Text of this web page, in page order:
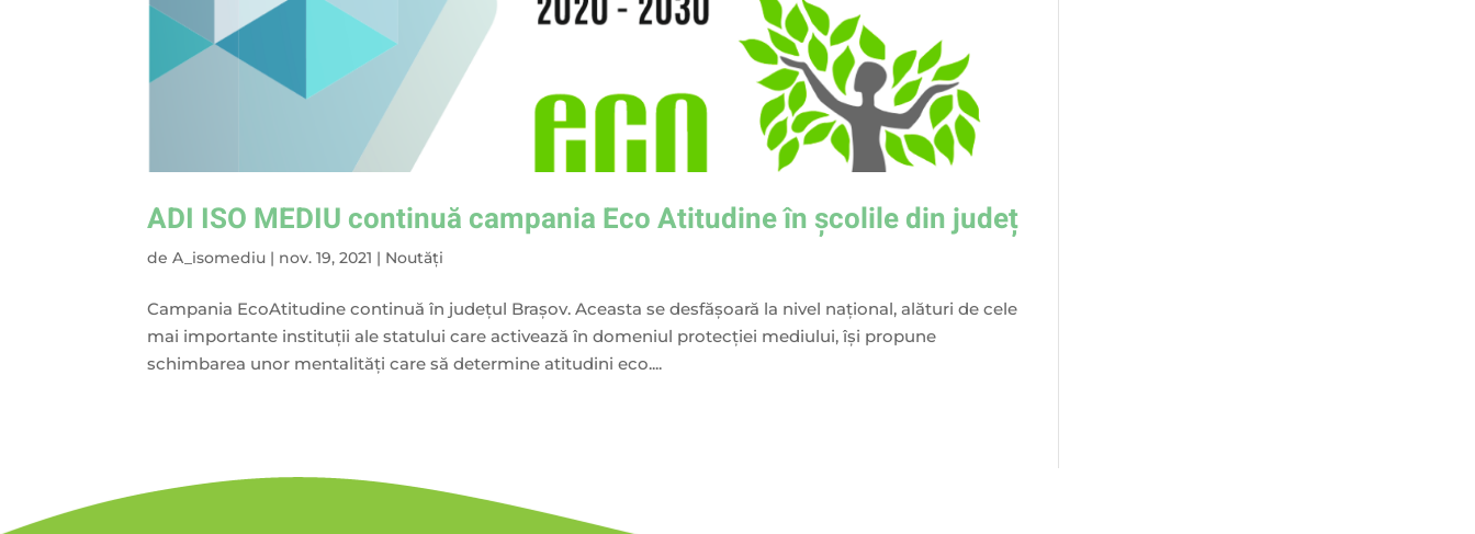
ADI ISO MEDIU continuă campania Eco Atitudine în școlile din județ
deA_isomediu | nov. 19, 2021 | Noutăți
Campania EcoAtitudine continuă în județul Brașov. Aceasta se desfășoară la nivel național, alături de cele
mai importante instituţii ale statului care activează în domeniul protecţiei mediului, îşi propune
schimbarea unor mentalităţi care să determine atitudini eco....